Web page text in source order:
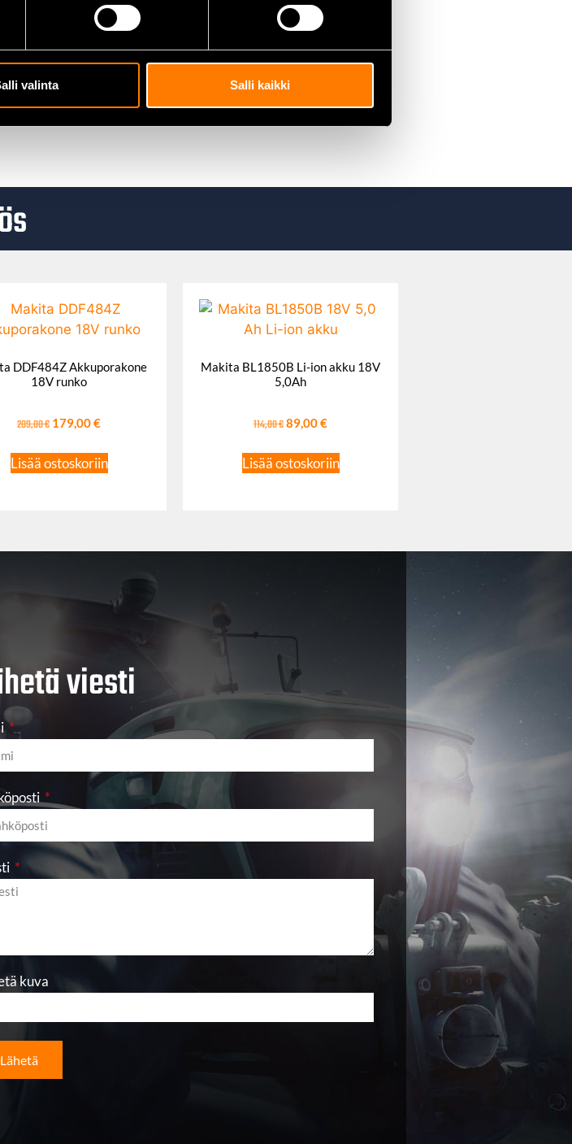
valinta Salli kaikki
LVI-asennuksiin, korjaustöihin ja metallien hitsaukseen.
DDF484Z Akkuporakone
18V runko
209,00€ 179,00€
Lisää ostoskoriin
Makita BL1850B Li-ion akku 18V
5,0Ah
114,00€89,00€
Lisää ostoskoriin
viesti
kuva
Lähetä